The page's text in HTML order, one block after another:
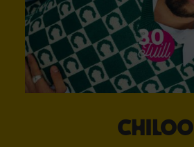
Chiloo